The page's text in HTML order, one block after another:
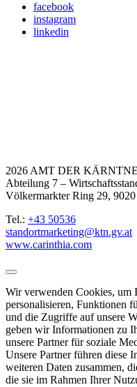
facebook
instagram
linkedin
2026 AMT DER
Abteilung 7 –
Völkermarkter Ring 29,
Tel.: +43 50536
standortmarketing@ktn.gv.at
www.carinthia.com
Wir verwenden Cookies, um
personalisieren, Funktionen
und die Zugriffe auf unsere
geben wir Informationen zu
unsere Partner für soziale
Unsere Partner führen diese
weiteren Daten zusammen,
die sie im Rahmen Ihrer